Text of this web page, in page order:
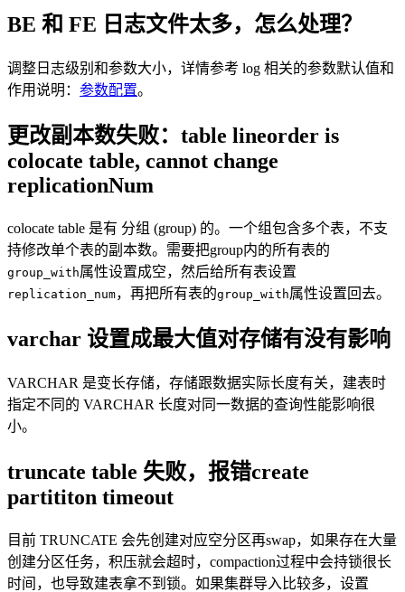
BE 和 FE 日志文件太多，怎么处理？
调整日志级别和参数大小，详情参考 log 相关的参数默认值和
作用说明： 参数配置。
更改副本数失败：table lineorder is
colocate table, cannot change
replicationNum
colocate table 是有 分组 (group) 的。一个组包含多个表，不支
持修改单个表的副本数。需要把group内的所有表的
group_with属性设置成空，然后给所有表设置
replication_num，再把所有表的group_with属性设置回去。
varchar 设置成最大值对存储有没有影响
VARCHAR 是变长存储，存储跟数据实际长度有关，建表时
指定不同的 VARCHAR 长度对同一数据的查询性能影响很
小。
truncate table 失败，报错create
partititon timeout
目前 TRUNCATE 会先创建对应空分区再swap，如果存在大量
创建分区任务，积压就会超时，compaction过程中会持锁很长
时间，也导致建表拿不到锁。如果集群导入比较多，设置